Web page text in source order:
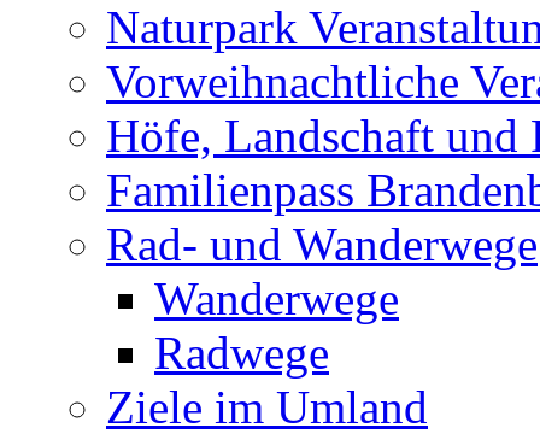
Naturpark
Vorweihnachtliche
Höfe, Landschaft und
Familienpass
Rad- und Wanderwege
Wanderwege
Radwege
Ziele im Umland